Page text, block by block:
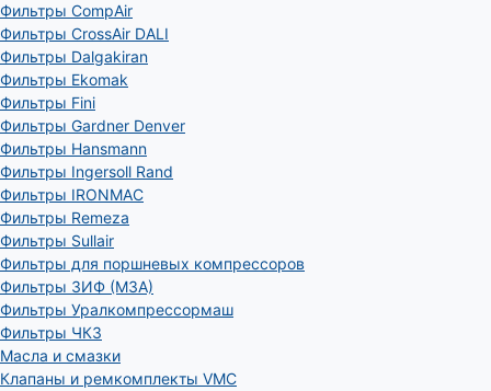
Фильтры CompAir
Фильтры CrossAir DALI
Фильтры Dalgakiran
Фильтры Ekomak
Фильтры Fini
Фильтры Gardner Denver
Фильтры Hansmann
Фильтры Ingersoll Rand
Фильтры IRONMAC
Фильтры Remeza
Фильтры Sullair
Фильтры для поршневых компрессоров
Фильтры ЗИФ (МЗА)
Фильтры Уралкомпрессормаш
Фильтры ЧКЗ
Масла и смазки
Клапаны и ремкомплекты VMC